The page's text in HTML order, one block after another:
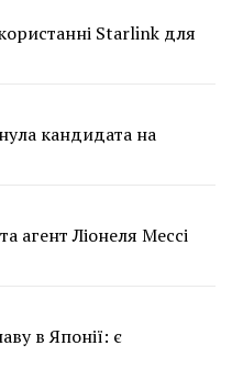
Starlink для
кандидата на
агент Ліонеля Мессі
в Японії: є